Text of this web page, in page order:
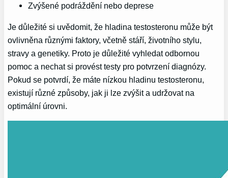
Zvýšené podráždění nebo deprese
Je důležité si uvědomit, že hladina testosteronu může být
ovlivněna různými faktory, včetně stáří, životního ⁢stylu,
stravy⁢ a genetiky. Proto je důležité vyhledat odbornou
pomoc a nechat si provést testy pro potvrzení diagnózy.
Pokud‍ se ‌potvrdí, že ‍máte nízkou ‍hladinu testosteronu,
existují různé způsoby, jak ji lze zvýšit‍ a udržovat na
optimální úrovni.